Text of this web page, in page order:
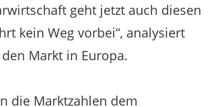
geht jetzt auch diesen
kein Weg vorbei“, analysiert
Markt in Europa.
die Marktzahlen dem